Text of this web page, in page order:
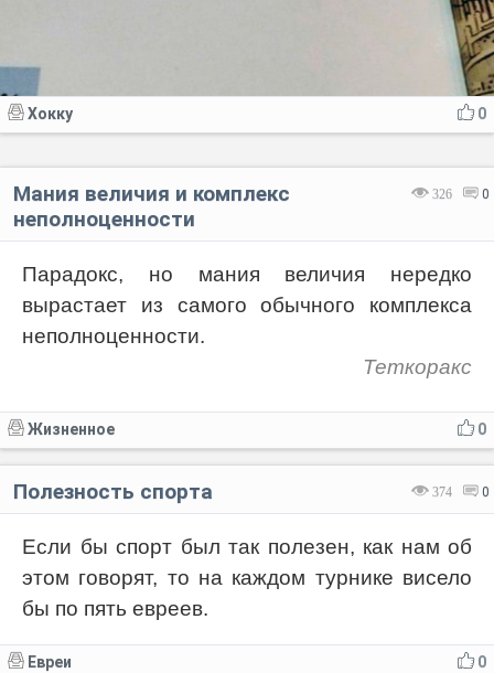
0
Хокку
326 0
Мания величия и комплекс
неполноценности
Парадокс, но мания величия нередко
вырастает из самого обычного комплекса
неполноценности.
Теткоракс
0
Жизненное
374 0
Полезность спорта
Если бы спорт был так полезен, как нам об
этом говорят, то на каждом турнике висело
бы по пять евреев.
0
Евреи